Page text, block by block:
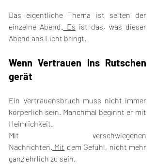
Das eigentliche Thema ist selten der
einzelne Abend. Es ist das, was dieser
Abend ans Licht bringt.
Wenn Vertrauen ins Rutschen
gerät
Ein Vertrauensbruch muss nicht immer
körperlich sein. Manchmal beginnt er mit
Heimlichkeit.
Mit verschwiegenen
Nachrichten. Mit dem Gefühl, nicht mehr
ganz ehrlich zu sein.